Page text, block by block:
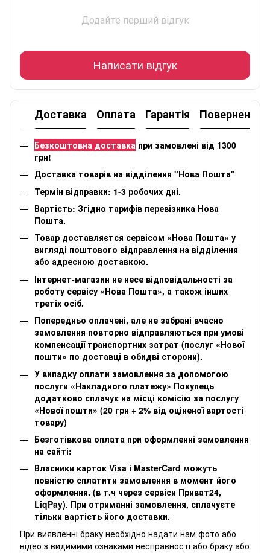
Додайте перший відгук
Написати відгук
Доставка Оплата Гарантія Повернення
Безкоштовна доставка при замовлені від 1300
грн!
Доставка товарів на відділення "Нова Пошта"
Термін відправки: 1-3 робочих дні.
Вартість: Згідно тарифів перевізника Нова
Пошта.
Товар доставляєтся сервісом «Нова Пошта» у
вигляді поштового відправлення на відділення
або адресною доставкою.
Інтернет-магазин не несе відповідальності за
роботу сервісу «Нова Пошта», а також інших
третіх осіб.
Попередньо оплачені, але не забрані вчасно
замовлення повторно відправляються при умові
компенсації транспортних затрат (послуг «Нової
пошти» по доставці в обидві сторони).
У випадку оплати замовлення за допомогою
послуги «Накладного платежу» Покупець
додатково сплачує на місці комісію за послугу
«Нової пошти» (20 грн + 2% від оціненої вартості
товару)
Безготівкова оплата при оформленні замовлення
на сайті:
Власники карток Visa і MasterCard можуть
повністю сплатити замовлення в момент його
оформлення. (в т.ч через сервіси Приват24,
LiqPay). При отриманні замовлення, сплачуєте
тільки вартість його доставки.
‌‌При виявленні браку необхідно надати нам фото або
відео з видимими ознаками несправності або браку або